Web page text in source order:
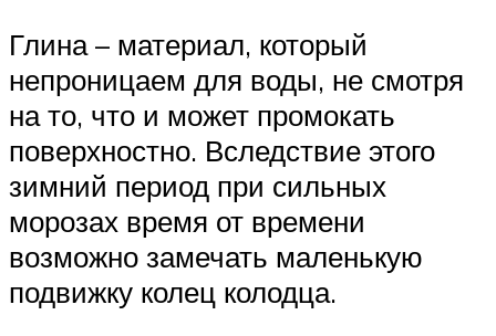
Глина – материал, который
непроницаем для воды, не смотря
на то, что и может промокать
поверхностно. Вследствие этого
зимний период при сильных
морозах время от времени
возможно замечать маленькую
подвижку колец колодца.